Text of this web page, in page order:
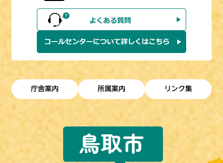
庁舎案内 所属案内 リンク集